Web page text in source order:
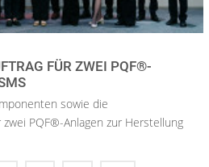
FÜR ZWEI PQF®-
sowie die
PQF®-Anlagen zur Herstellung